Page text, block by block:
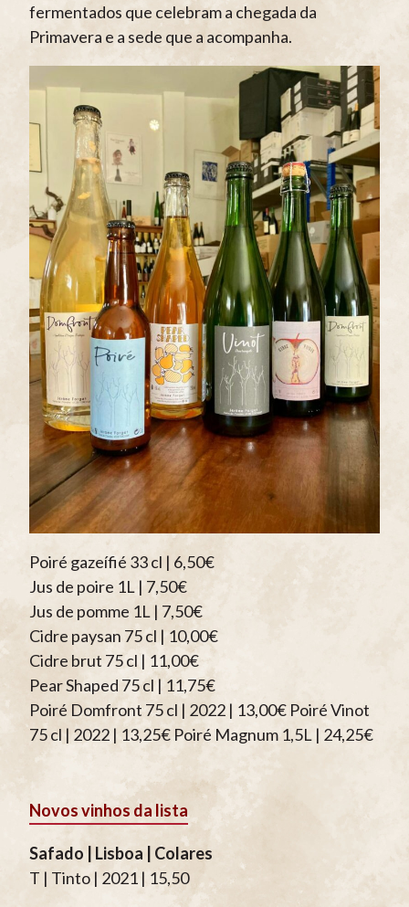
fermentados que celebram a chegada da
Primavera e a sede que a acompanha.
Poiré gazeífié 33 cl | 6,50€
Jus de poire 1L | 7,50€
Jus de pomme 1L | 7,50€
Cidre paysan 75 cl | 10,00€
Cidre brut 75 cl | 11,00€
Pear Shaped 75 cl | 11,75€
Poiré Domfront 75 cl | 2022 | 13,00€ Poiré Vinot
75 cl | 2022 | 13,25€ Poiré Magnum 1,5L | 24,25€
Novos vinhos da lista
Safado | Lisboa | Colares
T | Tinto | 2021 | 15,50